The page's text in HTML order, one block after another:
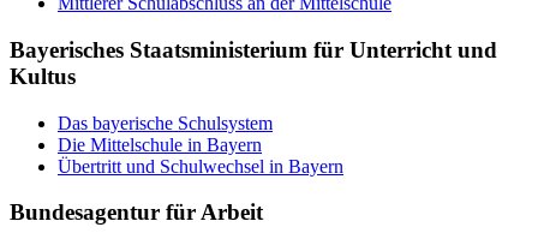
Bayerisches Staatsministerium für Unterricht und
Kultus
Das bayerische Schulsystem
Die Mittelschule in Bayern
Übertritt und Schulwechsel in Bayern
Bundesagentur für Arbeit